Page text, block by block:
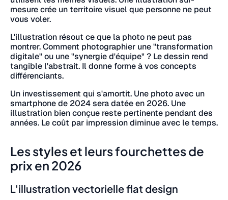
mesure crée un territoire visuel que personne ne peut
vous voler.
L'illustration résout ce que la photo ne peut pas
montrer. Comment photographier une "transformation
digitale" ou une "synergie d'équipe" ? Le dessin rend
tangible l'abstrait. Il donne forme à vos concepts
différenciants.
Un investissement qui s'amortit. Une photo avec un
smartphone de 2024 sera datée en 2026. Une
illustration bien conçue reste pertinente pendant des
années. Le coût par impression diminue avec le temps.
Les styles et leurs fourchettes de
prix en 2026
L'illustration vectorielle flat design